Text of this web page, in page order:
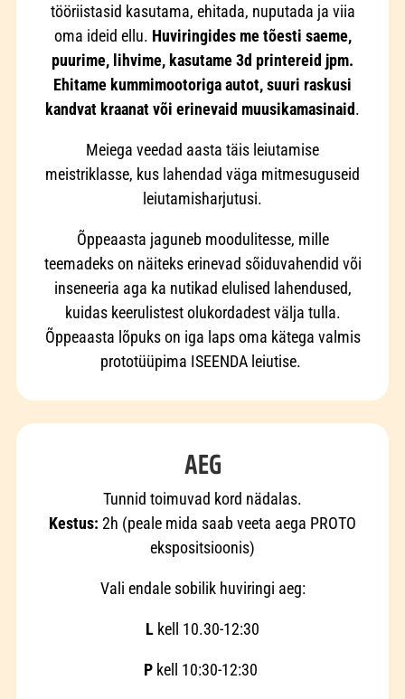
tööriistasid kasutama, ehitada, nuputada ja viia
oma ideid ellu. Huviringides me tõesti saeme,
puurime, lihvime, kasutame 3d printereid jpm.
Ehitame kummimootoriga autot, suuri raskusi
kandvat kraanat või erinevaid muusikamasinaid.
Meiega veedad aasta täis leiutamise
meistriklasse, kus lahendad väga mitmesuguseid
leiutamisharjutusi.
Õppeaasta jaguneb moodulitesse, mille
teemadeks on näiteks erinevad sõiduvahendid või
inseneeria aga ka nutikad elulised lahendused,
kuidas keerulistest olukordadest välja tulla.
Õppeaasta lõpuks on iga laps oma kätega valmis
prototüüpima ISEENDA leiutise.
AEG
Tunnid toimuvad kord nädalas.
Kestus: 2h (peale mida saab veeta aega PROTO
ekspositsioonis)
Vali endale sobilik huviringi aeg:
L kell 10.30-12:30
P kell 10:30-12:30